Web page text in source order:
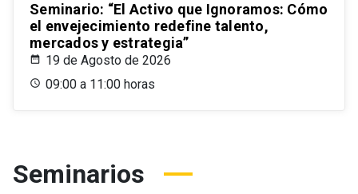
Seminario: “El Activo que Ignoramos: Cómo
el envejecimiento redefine talento,
mercados y estrategia”
19 de Agosto de 2026
09:00 a 11:00 horas
Seminarios